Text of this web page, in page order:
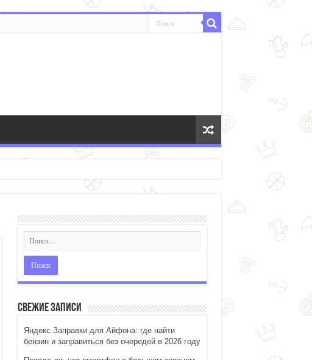
Свежие записи
Яндекс Заправки для Айфона: где найти
бензин и заправиться без очередей в 2026 году